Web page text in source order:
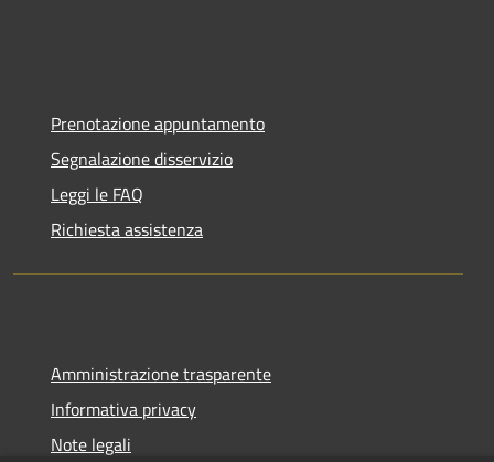
Prenotazione appuntamento
Segnalazione disservizio
Leggi le FAQ
Richiesta assistenza
Amministrazione trasparente
Informativa privacy
Note legali